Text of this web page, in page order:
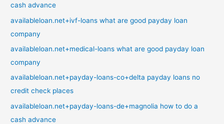
cash advance
availableloan.net+ivf-loans what are good payday loan
company
availableloan.net+medical-loans what are good payday loan
company
availableloan.net+payday-loans-co+delta payday loans no
credit check places
availableloan.net+payday-loans-de+magnolia how to do a
cash advance